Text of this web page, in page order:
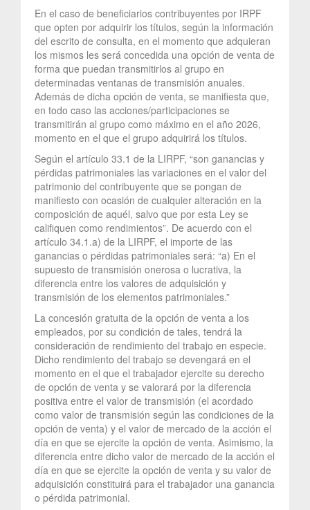
En el caso de beneficiarios contribuyentes por IRPF
que opten por adquirir los títulos, según la información
del escrito de consulta, en el momento que adquieran
los mismos les será concedida una opción de venta de
forma que puedan transmitirlos al grupo en
determinadas ventanas de transmisión anuales.
Además de dicha opción de venta, se manifiesta que,
en todo caso las acciones/participaciones se
transmitirán al grupo como máximo en el año 2026,
momento en el que el grupo adquirirá los títulos.
Según el artículo 33.1 de la LIRPF, “son ganancias y
pérdidas patrimoniales las variaciones en el valor del
patrimonio del contribuyente que se pongan de
manifiesto con ocasión de cualquier alteración en la
composición de aquél, salvo que por esta Ley se
califiquen como rendimientos”. De acuerdo con el
artículo 34.1.a) de la LIRPF, el importe de las
ganancias o pérdidas patrimoniales será: “a) En el
supuesto de transmisión onerosa o lucrativa, la
diferencia entre los valores de adquisición y
transmisión de los elementos patrimoniales.”
La concesión gratuita de la opción de venta a los
empleados, por su condición de tales, tendrá la
consideración de rendimiento del trabajo en especie.
Dicho rendimiento del trabajo se devengará en el
momento en el que el trabajador ejercite su derecho
de opción de venta y se valorará por la diferencia
positiva entre el valor de transmisión (el acordado
como valor de transmisión según las condiciones de la
opción de venta) y el valor de mercado de la acción el
día en que se ejercite la opción de venta. Asimismo, la
diferencia entre dicho valor de mercado de la acción el
día en que se ejercite la opción de venta y su valor de
adquisición constituirá para el trabajador una ganancia
o pérdida patrimonial.